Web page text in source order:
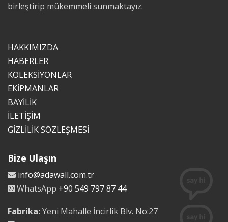
birleştirip mükemmeli sunmaktayız.
HAKKIMIZDA
HABERLER
KOLEKSİYONLAR
EKİPMANLAR
BAYİLİK
İLETİŞİM
GİZLİLİK SÖZLEŞMESİ
Bize Ulaşın
info@adawall.com.tr
WhatsApp +90 549 797 87 44
Fabrika:Yeni Mahalle İncirlik Blv. No:27